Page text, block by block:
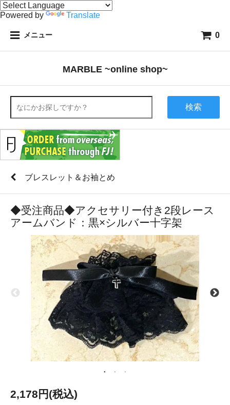
Powered by Translate
メニュー 0
MARBLE ~online shop~
検索
ブレスレット＆お袖とめ
◆受注商品◆アクセサリー付き2段レース
アームバンド：黒×シルバー十字架
2,178円(税込)